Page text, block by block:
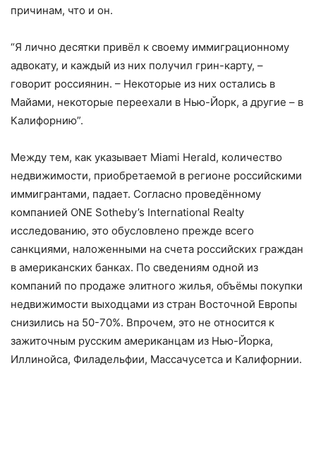
причинам, что и он.
“Я лично десятки привёл к своему иммиграционному
адвокату, и каждый из них получил грин-карту, –
говорит россиянин. – Некоторые из них остались в
Майами, некоторые переехали в Нью-Йорк, а другие – в
Калифорнию”.
Между тем, как указывает Miami Herald, количество
недвижимости, приобретаемой в регионе российскими
иммигрантами, падает. Согласно проведённому
компанией ONE Sotheby’s International Realty
исследованию, это обусловлено прежде всего
санкциями, наложенными на счета российских граждан
в американских банках. По сведениям одной из
компаний по продаже элитного жилья, объёмы покупки
недвижимости выходцами из стран Восточной Европы
снизились на 50-70%. Впрочем, это не относится к
зажиточным русским американцам из Нью-Йорка,
Иллинойса, Филадельфии, Массачусетса и Калифорнии.